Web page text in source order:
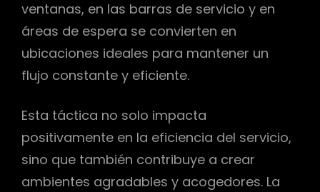
ventanas, en las barras de servicio y en
áreas de espera se convierten en
ubicaciones ideales para mantener un
flujo constante y eficiente.
Esta táctica no solo impacta
positivamente en la eficiencia del servicio,
sino que también contribuye a crear
ambientes agradables y acogedores. La